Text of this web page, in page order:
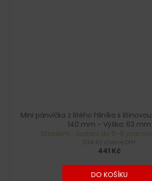
Mini pánvička z litého hliníka s
140 mm - Výška: 63 mm
Skladem : dodání do 6-8
441 Kč
DO KOŠÍKU